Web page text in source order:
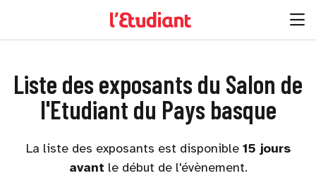
Liste des exposants du Salon de
l'Etudiant du Pays basque
La liste des exposants est disponible 15 jours
avant le début de l'évènement.